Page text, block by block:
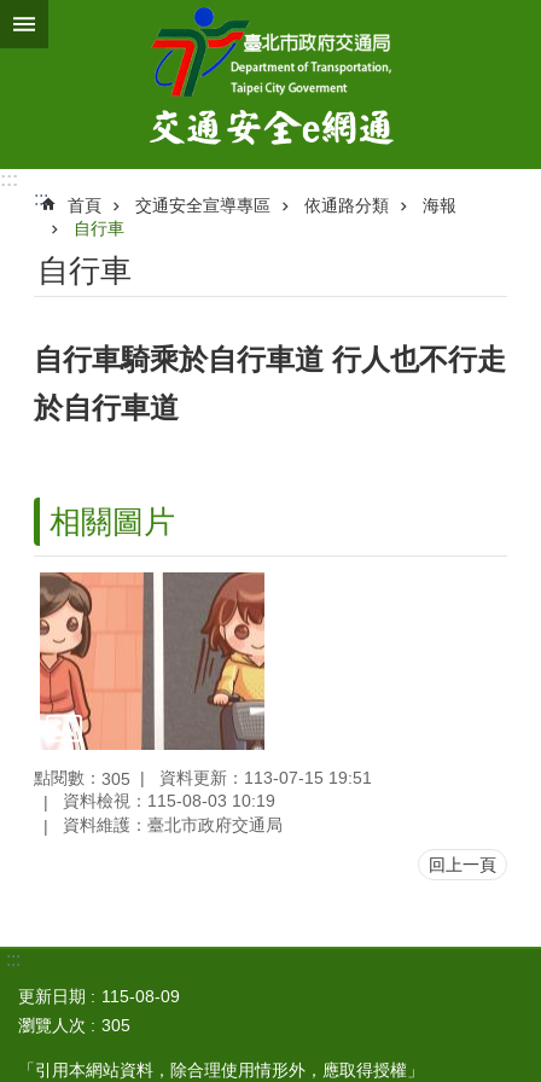
跳到主要內容區塊
:::
:::
首頁 交通安全宣導專區 依通路分類
海報
自行車
自行車
自行車騎乘於自行車道 行人也不行走
於自行車道
相關圖片
點閱數： 305
資料更新：113-07-15 19:51
資料檢視：115-08-03 10:19
資料維護：臺北市政府交通局
回上一頁
:::
更新日期
115-08-09
瀏覽人次
305
「引用本網站資料，除合理使用情形外，應取得授權」